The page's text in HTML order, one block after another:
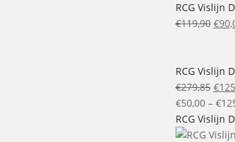
RCG Vislijn
€119,90 €
RCG Vislijn
€279,85
prijs
was:
€
€50,00 – €
RCG Vislijn